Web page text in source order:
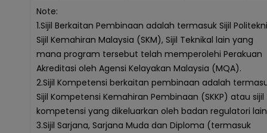
Note:
1.Sijil Berkaitan Pembinaan adalah termasuk Sijil
Sijil Kemahiran Malaysia (SKM), Sijil Teknikal lain yang
mana program tersebut telah memperolehi Perakuan
Akreditasi oleh Agensi Kelayakan Malaysia (MQA).
2.Sijil Kompetensi berkaitan pembinaan adalah
Sijil Kompetensi Kemahiran Pembinaan (SKKP) atau sijil
kompetensi yang dikeluarkan oleh badan regulatori
3.Sijil Sarjana, Sarjana Muda dan Diploma (termasuk